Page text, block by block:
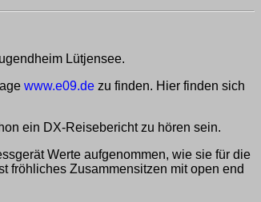
Lütjensee.
www.e09.de zu finden. Hier finden sich
ein DX-Reisebericht zu hören sein.
Werte aufgenommen, wie sie für die
fröhliches Zusammensitzen mit open end